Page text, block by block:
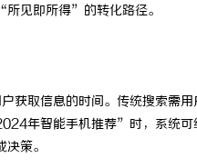
见即所得”的转化路径。
获取信息的时间。传统搜索需
年智能手机推荐”时，系统
策。